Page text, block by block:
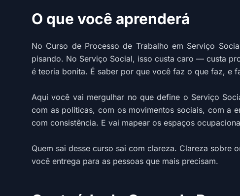
O que você aprenderá
No Curso de Processo de Trabalho em Serviço
pisando. No Serviço Social, isso custa caro — custa
é teoria bonita. É saber por que você faz o que faz, e
Aqui você vai mergulhar no que define o Serviço
com as políticas, com os movimentos sociais, com a
com consistência. E vai mapear os espaços
Quem sai desse curso sai com clareza. Clareza
você entrega para as pessoas que mais precisam.